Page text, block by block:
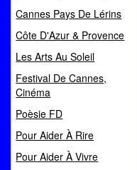
Cannes Pays De Lérins
Côte D'Azur & Provence
Les Arts Au Soleil
Festival De Cannes,
Cinéma
Poèsie FD
Pour Aider À Rire
Pour Aider À Vivre